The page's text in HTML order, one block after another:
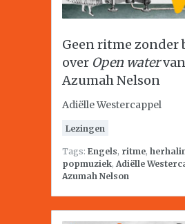
Geen ritme zonder
over Open water
Azumah Nelson
Adiëlle Westercappel
Lezingen
Tags: Engels, ritme,
popmuziek, Adiëlle
Azumah Nelson